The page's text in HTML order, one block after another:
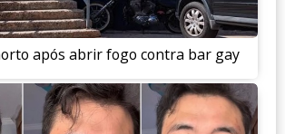
após abrir fogo contra bar gay